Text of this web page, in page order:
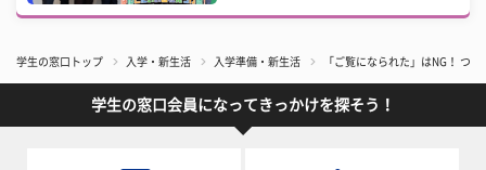
学生の窓口トップ 入学・新生活 入学準備・新生活 「ご覧になられた」はNG！ つ
学生の窓口会員になってきっかけを探そう！